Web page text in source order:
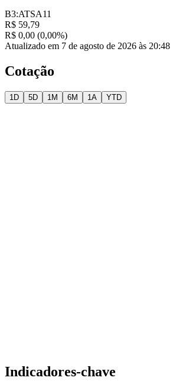
B3:ATSA11
R$ 59,79
R$ 0,00 (0,00%)
Atualizado em 7 de agosto de 2026 às 20:48
Cotação
1D 5D 1M 6M 1A YTD
Indicadores-chave